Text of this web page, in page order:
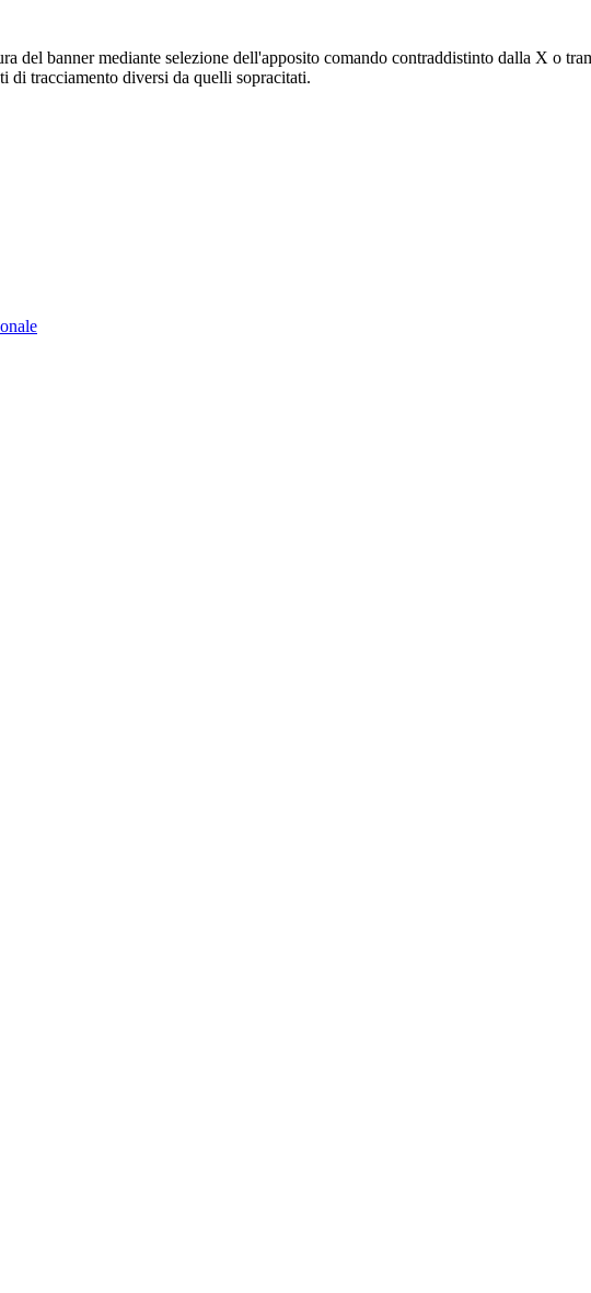
del banner mediante selezione dell'apposito comando contraddistinto dalla X o
di tracciamento diversi da quelli sopracitati.